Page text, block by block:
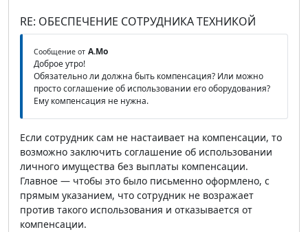
RE: ОБЕСПЕЧЕНИЕ СОТРУДНИКА ТЕХНИКОЙ
Сообщение от А.Мо
Доброе утро!
Обязательно ли должна быть компенсация? Или можно
просто соглашение об использовании его оборудования?
Ему компенсация не нужна.
Если сотрудник сам не настаивает на компенсации, то
возможно заключить соглашение об использовании
личного имущества без выплаты компенсации.
Главное — чтобы это было письменно оформлено, с
прямым указанием, что сотрудник не возражает
против такого использования и отказывается от
компенсации.